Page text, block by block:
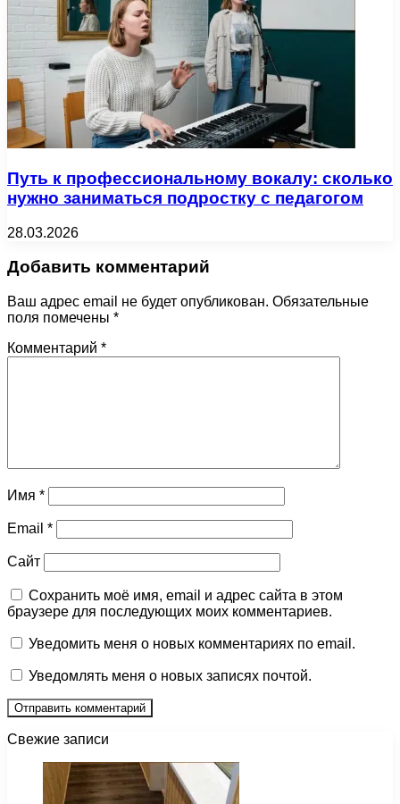
Путь к профессиональному вокалу: сколько
нужно заниматься подростку с педагогом
28.03.2026
Добавить комментарий
Ваш адрес email не будет опубликован. Обязательные
поля помечены *
Комментарий *
Имя *
Email *
Сайт
Сохранить моё имя, email и адрес сайта в этом
браузере для последующих моих комментариев.
Уведомить меня о новых комментариях по email.
Уведомлять меня о новых записях почтой.
Свежие записи